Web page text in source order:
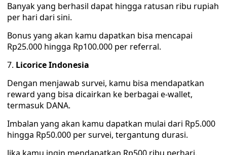
Banyak yang berhasil dapat hingga ratusan ribu rupiah
per hari dari sini.
Bonus yang akan kamu dapatkan bisa mencapai
Rp25.000 hingga Rp100.000 per referral.
Licorice Indonesia
Dengan menjawab survei, kamu bisa mendapatkan
reward yang bisa dicairkan ke berbagai e-wallet,
termasuk DANA.
Imbalan yang akan kamu dapatkan mulai dari Rp5.000
hingga Rp50.000 per survei, tergantung durasi.